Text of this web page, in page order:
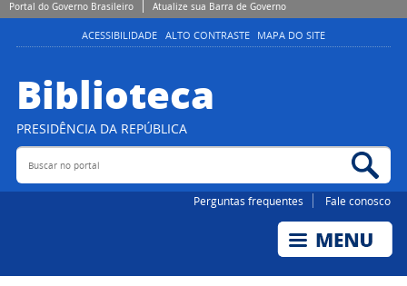
Portal do Governo Brasileiro Atualize sua Barra de Governo
ACESSIBILIDADE ALTO CONTRASTE MAPA DO SITE
Biblioteca
PRESIDÊNCIA DA REPÚBLICA
Buscar no portal
Perguntas frequentes Fale conosco